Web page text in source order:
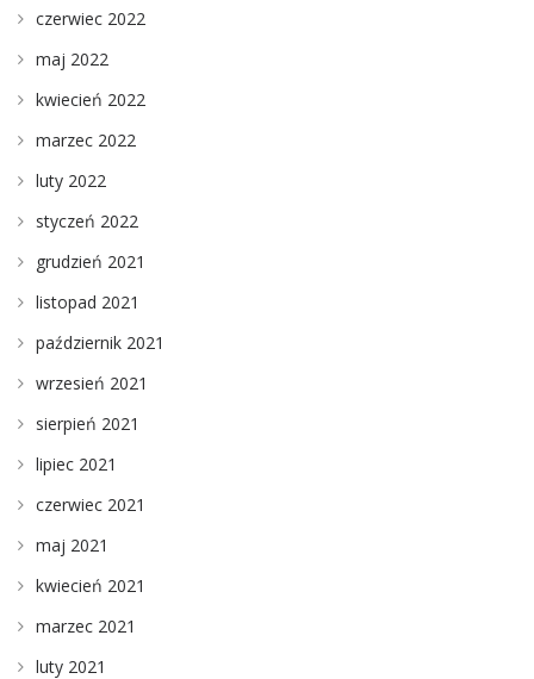
czerwiec 2022
maj 2022
kwiecień 2022
marzec 2022
luty 2022
styczeń 2022
grudzień 2021
listopad 2021
październik 2021
wrzesień 2021
sierpień 2021
lipiec 2021
czerwiec 2021
maj 2021
kwiecień 2021
marzec 2021
luty 2021